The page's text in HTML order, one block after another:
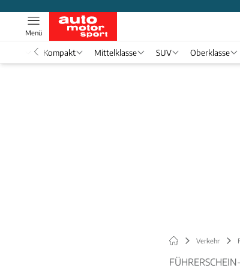
Menü
Kompakt Mittelklasse SUV Oberklasse
Verkehr